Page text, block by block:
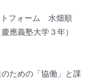
フォーム 水畑順
應義塾大学３年）
ための「協働」と課